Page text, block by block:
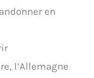
en
l’Allemagne